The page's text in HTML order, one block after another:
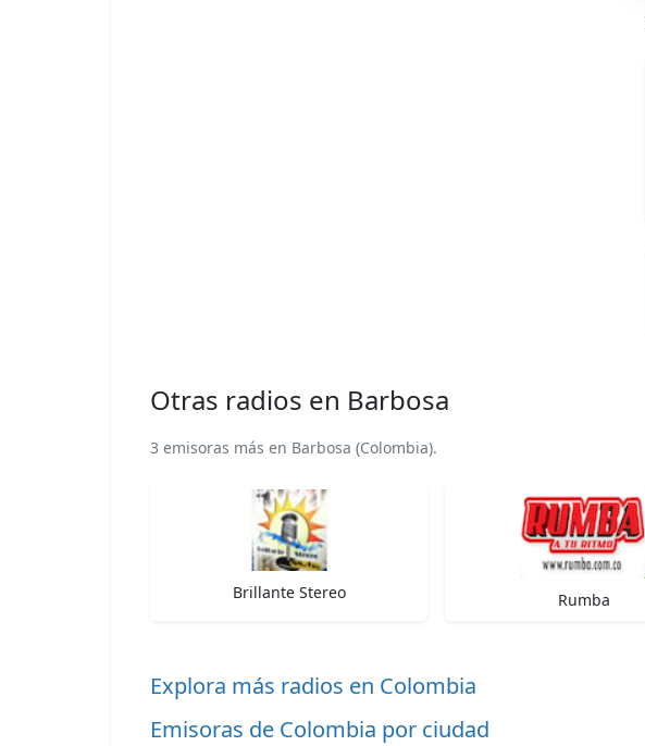
Otras radios en Barbosa
3 emisoras más en Barbosa (Colombia).
Brillante Stereo Rumba
Explora más radios en Colombia
Emisoras de Colombia por ciudad